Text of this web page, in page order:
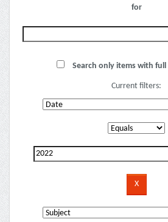
for
Search only items with
Current filters: